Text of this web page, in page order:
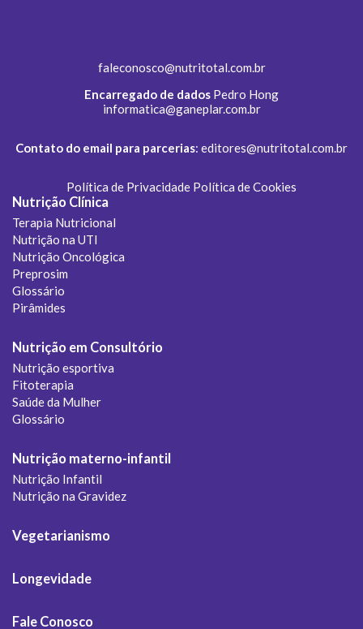
faleconosco@nutritotal.com.br
Encarregado de dados Pedro Hong
informatica@ganeplar.com.br
Contato do email para parcerias: editores@nutritotal.com.br
Política de Privacidade Política de Cookies
Nutrição Clínica
Terapia Nutricional
Nutrição na UTI
Nutrição Oncológica
Preprosim
Glossário
Pirâmides
Nutrição em Consultório
Nutrição esportiva
Fitoterapia
Saúde da Mulher
Glossário
Nutrição materno-infantil
Nutrição Infantil
Nutrição na Gravidez
Vegetarianismo
Longevidade
Fale Conosco